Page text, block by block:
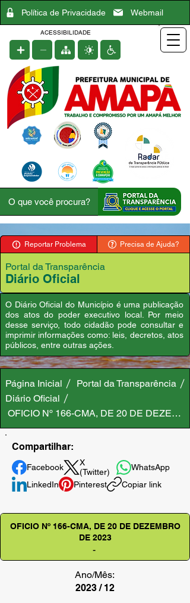
Política de Privacidade Webmail
ACESSIBILIDADE
Reportar Problema Precisa de Ajuda?
Portal da Transparência
Diário Oficial
O Diário Oficial do Município é uma publicação
dos atos do poder executivo local. Por meio
desse serviço, todo cidadão pode consultar e
imprimir informações como: leis, decretos, atos
públicos, entre outras ações.
Página Inicial
Portal da Transparência
Diário Oficial
OFICIO Nº 166-CMA, DE 20 DE
Compartilhar:
Facebook
X
(Twitter)
WhatsApp
LinkedIn
Pinterest Copiar link
OFICIO Nº 166-CMA, DE 20 DE DEZEMBRO
DE 2023
-
Ano/Mês:
2023 / 12